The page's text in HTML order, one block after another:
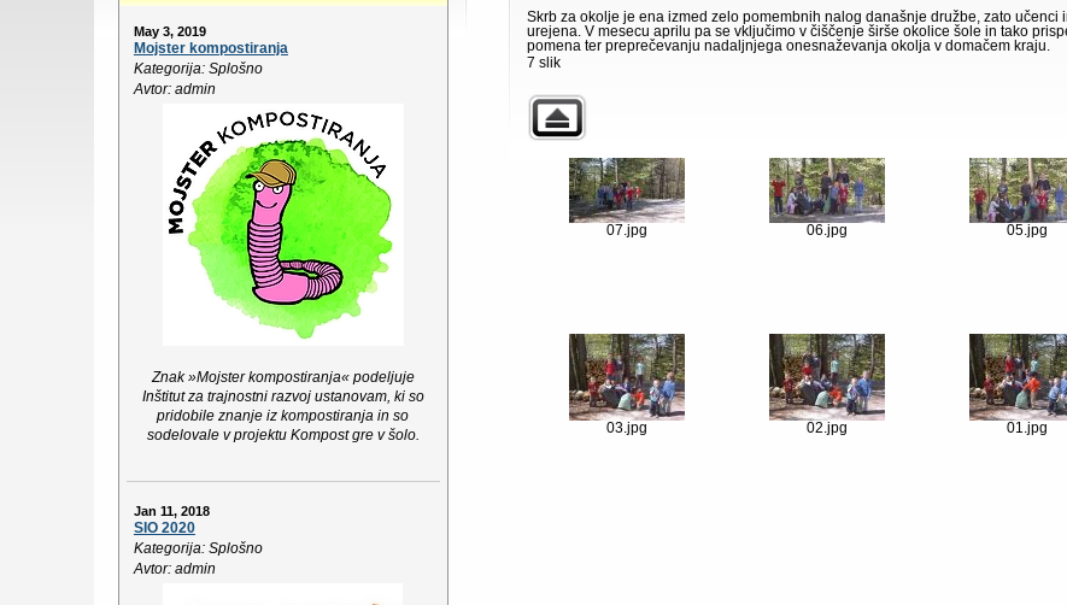
May 3, 2019
Mojster kompostiranja
Kategorija: Splošno
Avtor: admin
Znak »Mojster kompostiranja« podeljuje
Inštitut za trajnostni razvoj ustanovam, ki so
pridobile znanje iz kompostiranja in so
sodelovale v projektu Kompost gre v šolo.
Jan 11, 2018
SIO 2020
Kategorija: Splošno
Avtor: admin
Skrb za okolje je ena izmed zelo pomembnih nalog današnje družbe, zato
urejena. V mesecu aprilu pa se vključimo v čiščenje širše okolice šole in tako
pomena ter preprečevanju nadaljnjega onesnaževanja okolja v domačem kraju.
7 slik
07.jpg 06.jpg 05.jpg
03.jpg 02.jpg 01.jpg